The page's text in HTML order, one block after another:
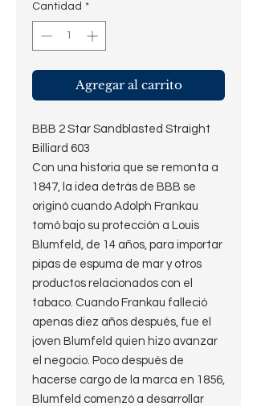
Cantidad *
Agregar al carrito
BBB 2 Star Sandblasted Straight
Billiard 603
Con una historia que se remonta a
1847, la idea detrás de BBB se
originó cuando Adolph Frankau
tomó bajo su protección a Louis
Blumfeld, de 14 años, para importar
pipas de espuma de mar y otros
productos relacionados con el
tabaco. Cuando Frankau falleció
apenas diez años después, fue el
joven Blumfeld quien hizo avanzar
el negocio. Poco después de
hacerse cargo de la marca en 1856,
Blumfeld comenzó a desarrollar